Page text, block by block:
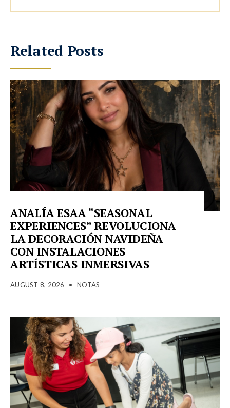
Related Posts
ANALÍA ESAA “SEASONAL
EXPERIENCES” REVOLUCIONA
LA DECORACIÓN NAVIDEÑA
CON INSTALACIONES
ARTÍSTICAS INMERSIVAS
AUGUST 8, 2026 • NOTAS